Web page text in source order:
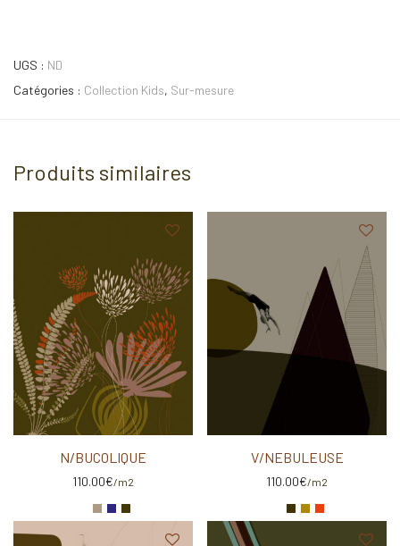
UGS : ND
Catégories : Collection Kids, Sur-mesure
Produits similaires
N/BUCOLIQUE
110.00€/m2
V/NEBULEUSE
110.00€/m2